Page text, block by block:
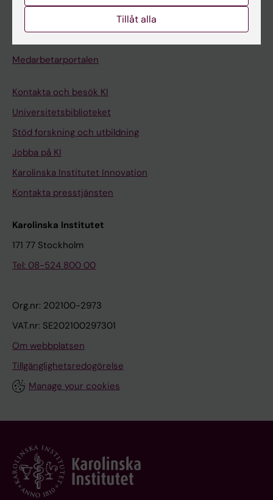
Medarbetarportalen
Kontakta och besök KI
Universitetsbiblioteket
Stöd forskning och utbildning
Jobba på KI
Karolinska Institutet Innovation
Kontakta presstjänsten
Karolinska Institutet
171 77 Stockholm
Tel: 08-524 800 00
Org.nr: 202100-2973
VAT.nr: SE202100297301
Om webbplatsen
Tillgänglighetsredogörelse
Manage your cookies
Tillåt alla